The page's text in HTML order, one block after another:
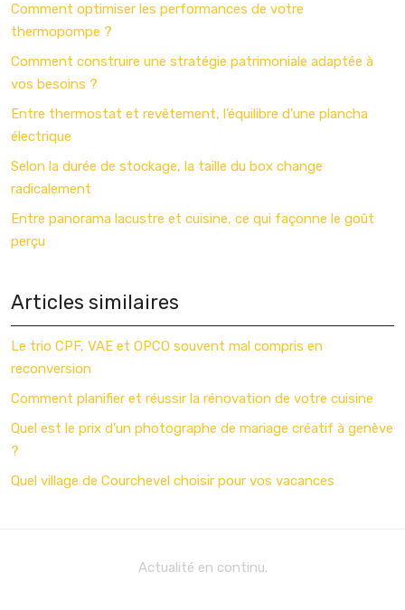
Comment optimiser les performances de votre
thermopompe ?
Comment construire une stratégie patrimoniale adaptée à
vos besoins ?
Entre thermostat et revêtement, l’équilibre d’une plancha
électrique
Selon la durée de stockage, la taille du box change
radicalement
Entre panorama lacustre et cuisine, ce qui façonne le goût
perçu
Articles similaires
Le trio CPF, VAE et OPCO souvent mal compris en
reconversion
Comment planifier et réussir la rénovation de votre cuisine
Quel est le prix d’un photographe de mariage créatif à genève
?
Quel village de Courchevel choisir pour vos vacances
Actualité en continu.